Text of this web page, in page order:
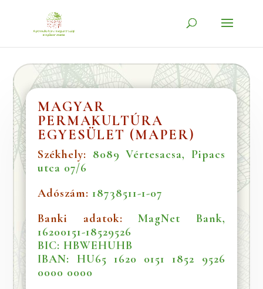
MAGYAR
PERMAKULTÚRA
EGYESÜLET (MAPER)
Székhely: 8089 Vértesacsa, Pipacs
utca 07/6
Adószám: 18738511-1-07
Banki adatok: MagNet Bank,
16200151-18529526
BIC:HBWEHUHB
IBAN: HU65 1620 0151 1852 9526
0000 0000